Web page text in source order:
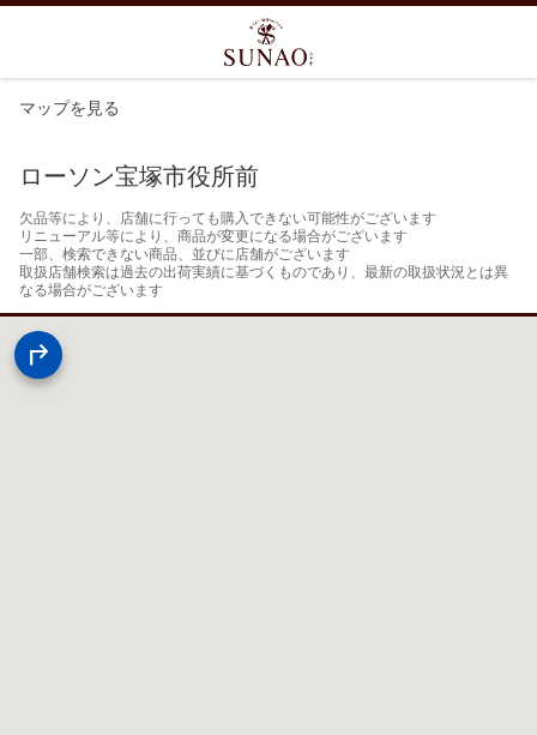
マップを見る
ローソン宝塚市役所前
欠品等により、店舗に行っても購入できない可能性がございます
リニューアル等により、商品が変更になる場合がございます
一部、検索できない商品、並びに店舗がございます
取扱店舗検索は過去の出荷実績に基づくものであり、最新の取扱状況とは異
なる場合がございます